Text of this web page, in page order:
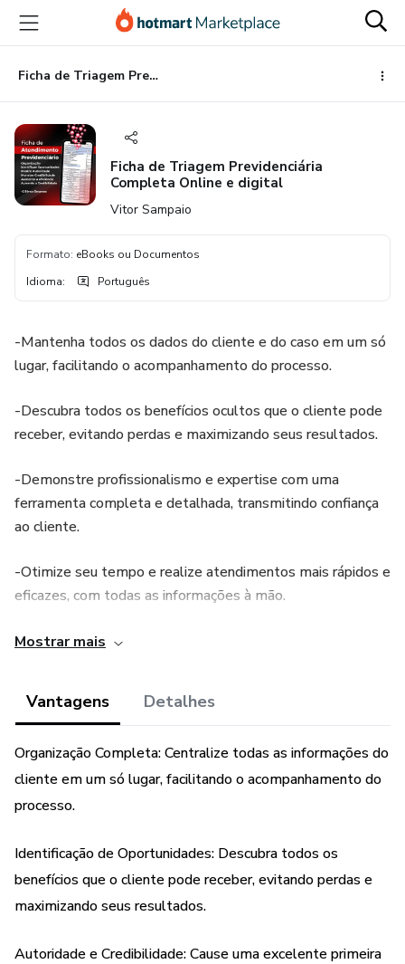
para
conteúdo
principal
para
pagamento
para
rodapé
Ficha de Triagem Previdenciária Completa Online e digital
Ficha de Triagem Previdenciária
Completa Online e digital
Vitor Sampaio
Formato: eBooks ou Documentos
Idioma: Português
-Mantenha todos os dados do cliente e do caso em um só
lugar, facilitando o acompanhamento do processo.
-Descubra todos os benefícios ocultos que o cliente pode
receber, evitando perdas e maximizando seus resultados.
-Demonstre profissionalismo e expertise com uma
ferramenta completa e detalhada, transmitindo confiança
ao cliente.
-Otimize seu tempo e realize atendimentos mais rápidos e
eficazes, com todas as informações à mão.
-Minimize as chances de erros e esquecimentos,
Conteúdo da Ficha:
-Dados pessoais do cliente e representante (se houver)
-Informações sobre o histórico profissional e de saúde
-Perguntas detalhadas sobre diferentes tipos de
benefícios (aposentadoria, pensão por morte, auxílio-
doença, etc.)
Mostrar mais
Vantagens Detalhes
Organização Completa: Centralize todas as informações do
cliente em um só lugar, facilitando o acompanhamento do
processo.
Identificação de Oportunidades: Descubra todos os
benefícios que o cliente pode receber, evitando perdas e
maximizando seus resultados.
Autoridade e Credibilidade: Cause uma excelente primeira